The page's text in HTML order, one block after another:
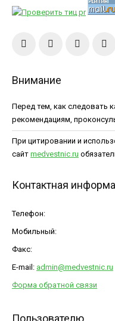
Внимание
Перед тем, как следовать
рекомендациям,
При цитировании и
сайт medvestnic.ru
Контактная
Телефон:
Мобильный:
Факс:
E-mail: admin@medvestnic.ru
Форма обратной связи
Пользователю